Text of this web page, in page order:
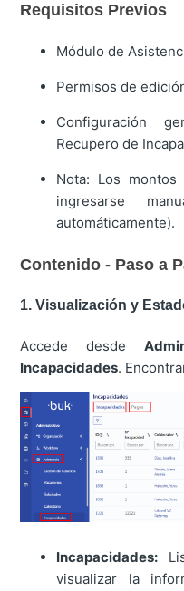
Requisitos Previos
Módulo de
Permisos de
Configuración
Recupero de
Nota: Los
ingresarse
automáticamente).
Contenido - Paso a
1. Visualización y
Accede desde
Incapacidades.
Incapacidades:
visualizar la